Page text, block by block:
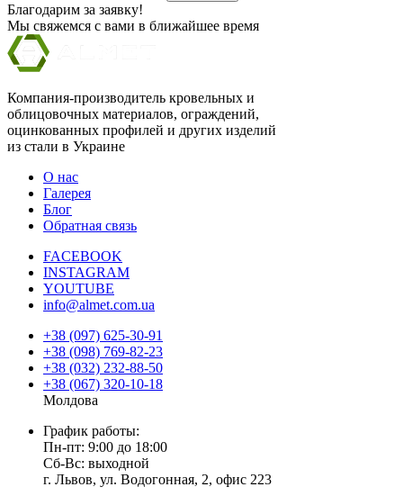
Благодарим за заявку!
Мы свяжемся с вами в ближайшее время
Компания-производитель кровельных и
облицовочных материалов, ограждений,
оцинкованных профилей и других изделий
из стали в Украине
О нас
Галерея
Блог
Обратная связь
FACEBOOK
INSTAGRAM
YOUTUBE
info@almet.com.ua
+38 (097) 625-30-91
+38 (098) 769-82-23
+38 (032) 232-88-50
+38 (067) 320-10-18
Молдова
График работы:
Пн-пт: 9:00 до 18:00
Сб-Вс: выходной
г. Львов, ул. Водогонная, 2, офис 223